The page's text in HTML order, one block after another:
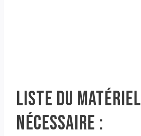
LISTE DU MATÉRIEL
NÉCESSAIRE :